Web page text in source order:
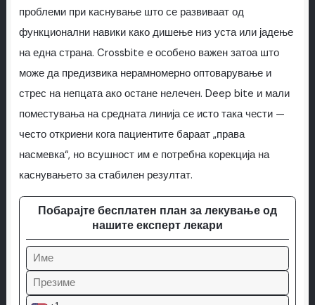
проблеми при каснување што се развиваат од
функционални навики како дишење низ уста или јадење
на една страна. Crossbite е особено важен затоа што
може да предизвика нерамномерно оптоварување и
стрес на непцата ако остане нелечен. Deep bite и мали
поместувања на средната линија се исто така чести —
често откриени кога пациентите бараат „права
насмевка“, но всушност им е потребна корекција на
каснувањето за стабилен резултат.
Побарајте бесплатен план за лекување од
нашите експерт лекари